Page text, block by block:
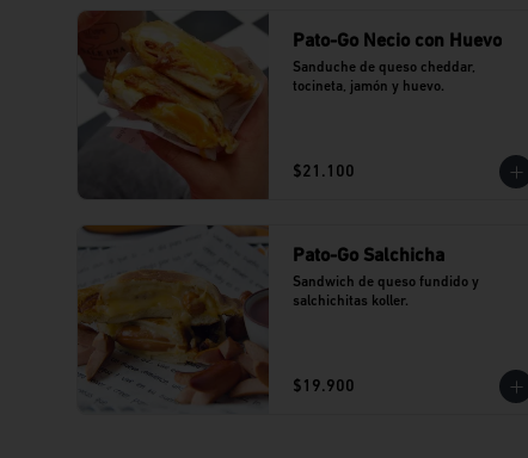
Pato-Go Necio con Huevo
Sanduche de queso cheddar,
tocineta, jamón y huevo.
$21.100
Pato-Go Salchicha
Sandwich de queso fundido y
salchichitas koller.
$19.900